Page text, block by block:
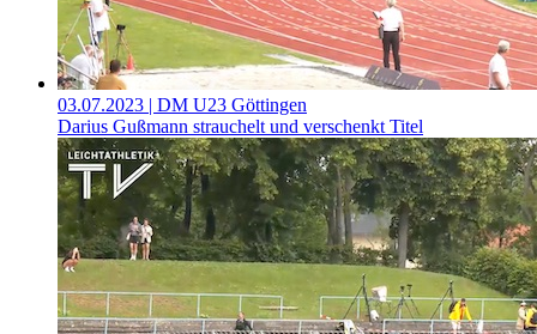
03.07.2023 | DM U23 Göttingen
Darius Gußmann strauchelt und verschenkt Titel